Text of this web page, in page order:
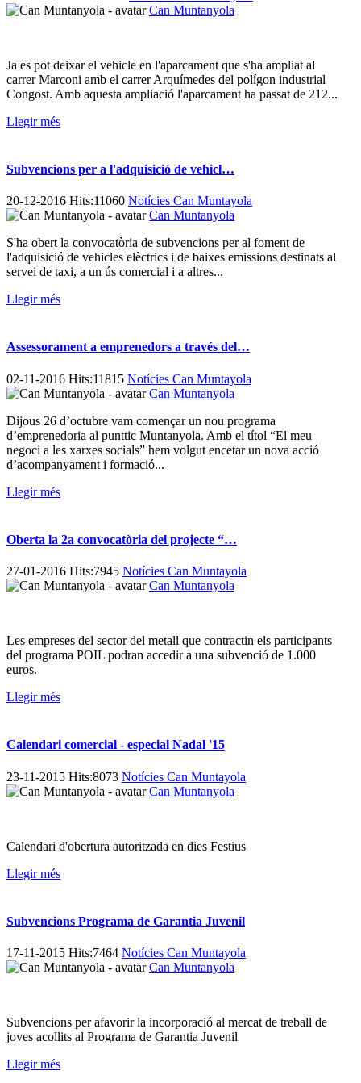
Can Muntanyola
Ja es pot deixar el vehicle en l'aparcament que s'ha ampliat al
carrer Marconi amb el carrer Arquímedes del polígon industrial
Congost. Amb aquesta ampliació l'aparcament ha passat de 212...
Llegir més
Subvencions per a l'adquisició de vehicl…
20-12-2016 Hits:11060 Notícies Can Muntayola
Can Muntanyola
S'ha obert la convocatòria de subvencions per al foment de
l'adquisició de vehicles elèctrics i de baixes emissions destinats al
servei de taxi, a un ús comercial i a altres...
Llegir més
Assessorament a emprenedors a través del…
02-11-2016 Hits:11815 Notícies Can Muntayola
Can Muntanyola
Dijous 26 d’octubre vam començar un nou programa
d’emprenedoria al punttic Muntanyola. Amb el títol “El meu
negoci a les xarxes socials” hem volgut encetar un nova acció
d’acompanyament i formació...
Llegir més
Oberta la 2a convocatòria del projecte “…
27-01-2016 Hits:7945 Notícies Can Muntayola
Can Muntanyola
Les empreses del sector del metall que contractin els participants
del programa POIL podran accedir a una subvenció de 1.000
euros.
Llegir més
Calendari comercial - especial Nadal '15
23-11-2015 Hits:8073 Notícies Can Muntayola
Can Muntanyola
Calendari d'obertura autoritzada en dies Festius
Llegir més
Subvencions Programa de Garantia Juvenil
17-11-2015 Hits:7464 Notícies Can Muntayola
Can Muntanyola
Subvencions per afavorir la incorporació al mercat de treball de
joves acollits al Programa de Garantia Juvenil
Llegir més